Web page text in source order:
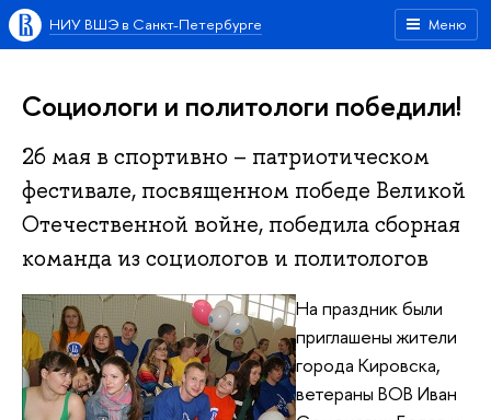
Меню
НИУ ВШЭ в Санкт-Петербурге
Социологи и политологи победили!
26 мая в спортивно – патриотическом
фестивале, посвященном победе Великой
Отечественной войне, победила сборная
команда из социологов и политологов
На праздник были
приглашены жители
города Кировска,
ветераны ВОВ Иван